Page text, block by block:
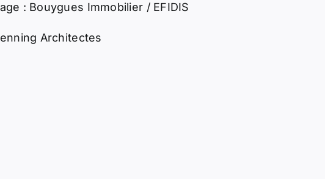
: Bouygues Immobilier / EFIDIS
Architectes